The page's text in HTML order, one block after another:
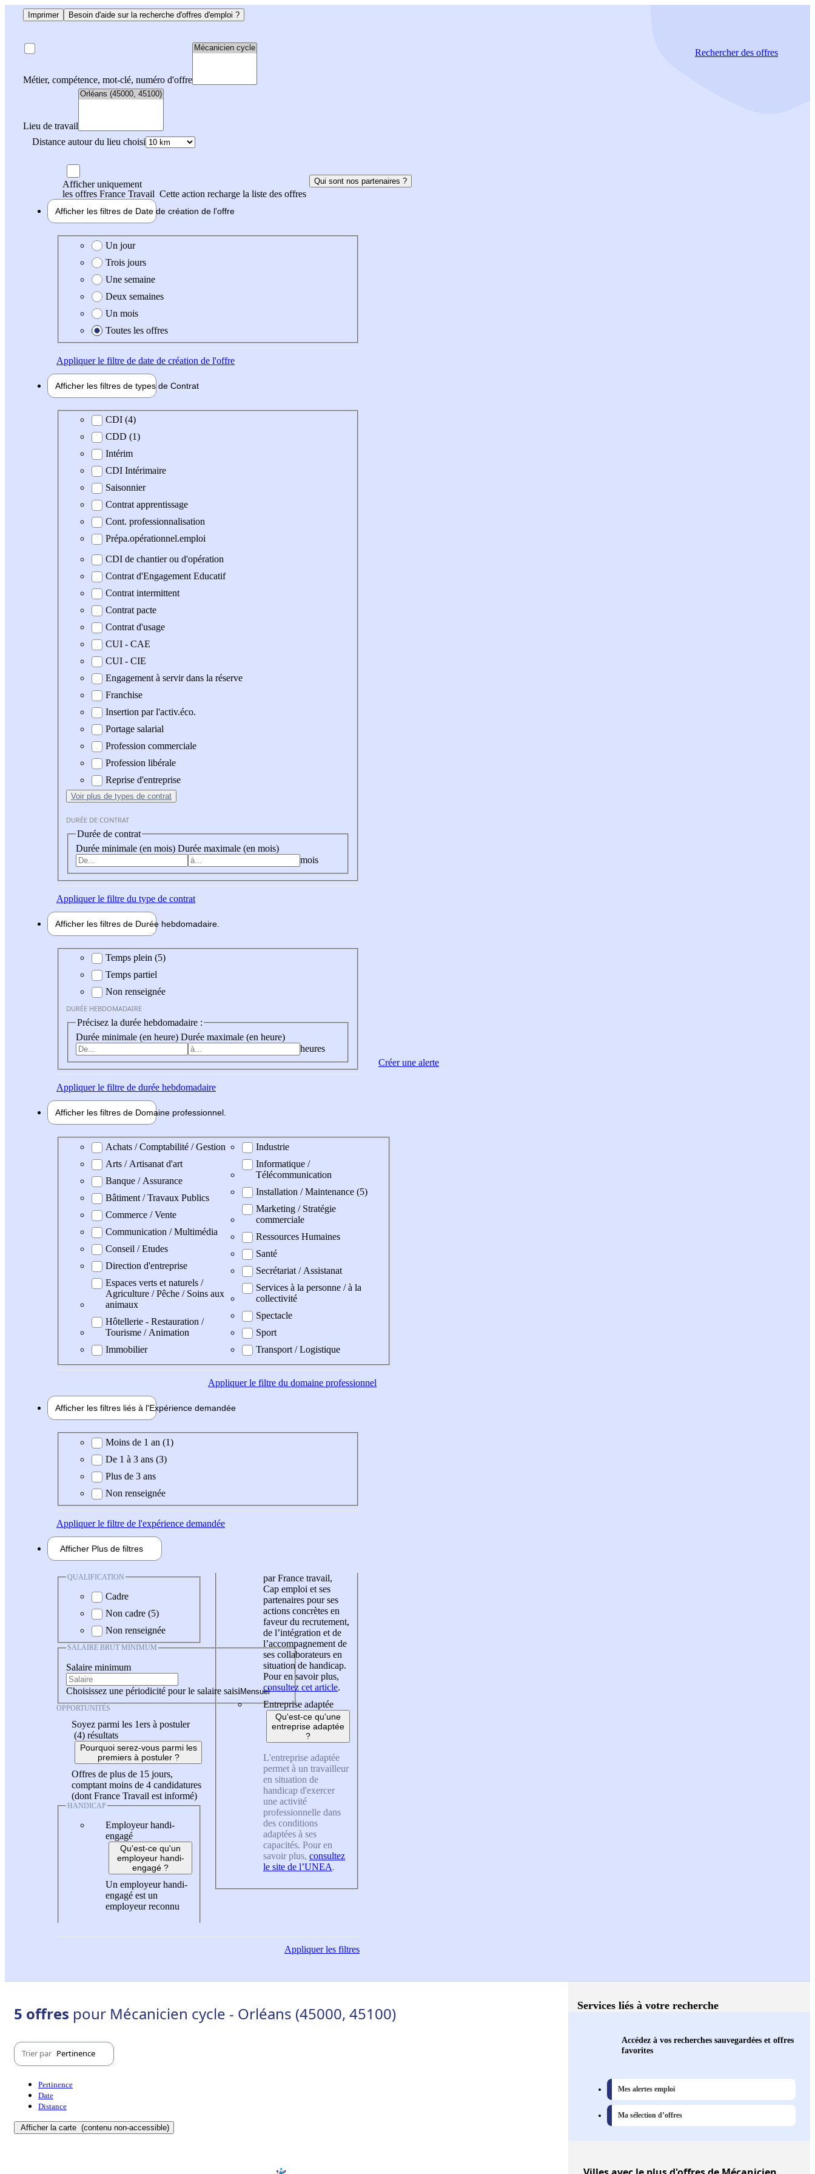
Imprimer Besoin d'aide sur la recherche d'offres d'emploi ?
Métier, compétence, mot-clé, numéro d'offre
Lieu de travail
Distance autour du lieu choisi
Rechercherdes offres
Afficher uniquement
les offres France Travail Cette action recharge la liste des offres
Qui sont nos partenaires ?
Afficher les filtres de Date de création de l'offre
Date de création de l'offre
Un jour
Trois jours
Une semaine
Deux semaines
Un mois
Toutes les offres
Appliquerle filtre de date de création de l'offre
Afficher les filtres de types de Contrat
Type de contrat
CDI (4)
CDD (1)
Intérim
CDI Intérimaire
Saisonnier
Contrat apprentissage
Cont. professionnalisation
Prépa.opérationnel.emploi
CDI de chantier ou d'opération
Contrat d'Engagement Educatif
Contrat intermittent
Contrat pacte
Contrat d'usage
CUI - CAE
CUI - CIE
Engagement à servir dans la réserve
Franchise
Insertion par l'activ.éco.
Portage salarial
Profession commerciale
Profession libérale
Reprise d'entreprise
Voir plus de types de contrat
DURÉE DE CONTRAT
Durée de contrat
Durée minimale (en mois) Durée maximale (en mois)
mois
Appliquerle filtre du type de contrat
Afficher les filtres de Durée hebdomadaire
Durée hebdomadaire
Temps plein (5)
Temps partiel
Non renseignée
DURÉE HEBDOMADAIRE
Précisez la durée hebdomadaire :
Durée minimale (en heure) Durée maximale (en heure)
heures
Appliquerle filtre de durée hebdomadaire
Afficher les filtres de Domaine professionnel
Domaine professionel
Achats / Comptabilité / Gestion
Arts / Artisanat d'art
Banque / Assurance
Bâtiment / Travaux Publics
Commerce / Vente
Communication / Multimédia
Conseil / Etudes
Direction d'entreprise
Espaces verts et naturels /
Agriculture / Pêche / Soins aux
animaux
Hôtellerie - Restauration /
Tourisme / Animation
Immobilier
Industrie
Informatique /
Télécommunication
Installation / Maintenance (5)
Marketing / Stratégie
commerciale
Ressources Humaines
Santé
Secrétariat / Assistanat
Services à la personne / à la
collectivité
Spectacle
Sport
Transport / Logistique
Appliquerle filtre du domaine professionnel
Afficher les filtres liés à l'Expérience demandée
Expérience demandée
Moins de 1 an (1)
De 1 à 3 ans (3)
Plus de 3 ans
Non renseignée
Appliquerle filtre de l'expérience demandée
Afficher Plus de filtres
QUALIFICATION
Cadre
Non cadre (5)
Non renseignée
SALAIRE BRUT MINIMUM
Salaire minimum
Choisissez une périodicité pour le salaire saisi
OPPORTUNITÉS
Soyez parmi les 1ers à postuler
(4) résultats
Pourquoi serez-vous parmi les
premiers à postuler ?
Offres de plus de 15 jours,
comptant moins de 4 candidatures
(dont France Travail est informé)
HANDICAP
Employeur handi-
engagé
Qu'est-ce qu'un
employeur handi-
engagé ?
Un employeur handi-
engagé est un
employeur reconnu
par France travail,
Cap emploi et ses
partenaires pour ses
actions concrètes en
faveur du recrutement,
de l’intégration et de
l’accompagnement de
ses collaborateurs en
situation de handicap.
Pour en savoir plus,
consultez cet article.
Entreprise adaptée
Qu'est-ce qu'une
entreprise adaptée
?
L'entreprise adaptée
permet à un travailleur
en situation de
handicap d'exercer
une activité
professionnelle dans
des conditions
adaptées à ses
capacités. Pour en
savoir plus, consultez
le site de l’UNEA.
Appliquerles filtres
Créer une alerte
5 offres pour Mécanicien cycle - Orléans (45000, 45100)
Trier par Pertinence
Pertinence
Date
Distance
Afficher la carte (contenu non-accessible)
Services liés à votre recherche
Accédez à vos recherches sauvegardées et offres
favorites
Mes alertes emploi
Ma sélection d’offres